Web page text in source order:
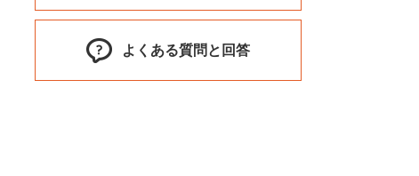
よくある質問と回答